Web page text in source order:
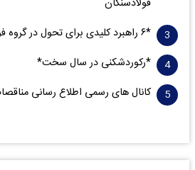
فولادسنگان
*۶ راهبرد کلیدی برای تحول در گروه فولاد مبارکه*
*رکوردشکنی در سال سخت*
کانال های رسمی اطلاع رسانی